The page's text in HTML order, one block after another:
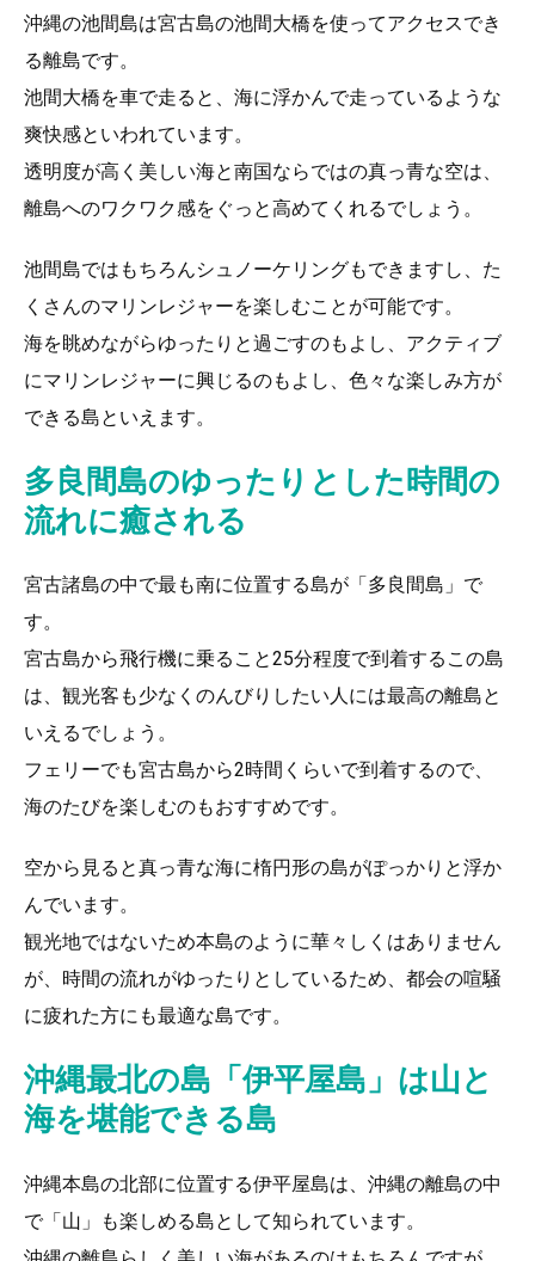
沖縄の池間島は宮古島の池間大橋を使ってアクセスでき
る離島です。
池間大橋を車で走ると、海に浮かんで走っているような
爽快感といわれています。
透明度が高く美しい海と南国ならではの真っ青な空は、
離島へのワクワク感をぐっと高めてくれるでしょう。
池間島ではもちろんシュノーケリングもできますし、た
くさんのマリンレジャーを楽しむことが可能です。
海を眺めながらゆったりと過ごすのもよし、アクティブ
にマリンレジャーに興じるのもよし、色々な楽しみ方が
できる島といえます。
多良間島のゆったりとした時間の
流れに癒される
宮古諸島の中で最も南に位置する島が「多良間島」で
す。
宮古島から飛行機に乗ること25分程度で到着するこの島
は、観光客も少なくのんびりしたい人には最高の離島と
いえるでしょう。
フェリーでも宮古島から2時間くらいで到着するので、
海のたびを楽しむのもおすすめです。
空から見ると真っ青な海に楕円形の島がぽっかりと浮か
んでいます。
観光地ではないため本島のように華々しくはありません
が、時間の流れがゆったりとしているため、都会の喧騒
に疲れた方にも最適な島です。
沖縄最北の島「伊平屋島」は山と
海を堪能できる島
沖縄本島の北部に位置する伊平屋島は、沖縄の離島の中
で「山」も楽しめる島として知られています。